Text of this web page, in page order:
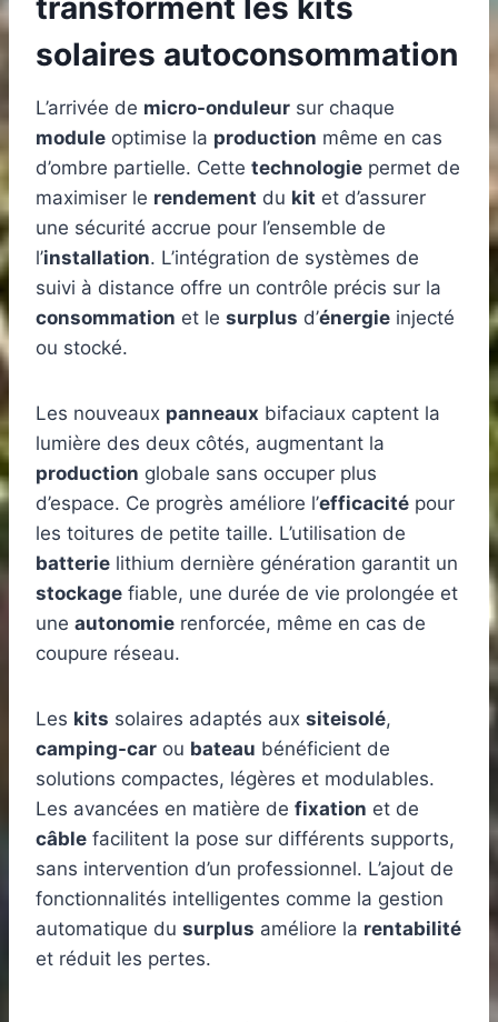
transforment les kits
solaires autoconsommation
L’arrivée de micro-onduleur sur chaque
module optimise la production même en cas
d’ombre partielle. Cette technologie permet de
maximiser le rendement du kit et d’assurer
une sécurité accrue pour l’ensemble de
l’installation. L’intégration de systèmes de
suivi à distance offre un contrôle précis sur la
consommation et le surplus d’énergie injecté
ou stocké.
Les nouveaux panneaux bifaciaux captent la
lumière des deux côtés, augmentant la
production globale sans occuper plus
d’espace. Ce progrès améliore l’efficacité pour
les toitures de petite taille. L’utilisation de
batterie lithium dernière génération garantit un
stockage fiable, une durée de vie prolongée et
une autonomie renforcée, même en cas de
coupure réseau.
Les kits solaires adaptés aux siteisolé,
camping-car ou bateau bénéficient de
solutions compactes, légères et modulables.
Les avancées en matière de fixation et de
câble facilitent la pose sur différents supports,
sans intervention d’un professionnel. L’ajout de
fonctionnalités intelligentes comme la gestion
automatique du surplus améliore la rentabilité
et réduit les pertes.